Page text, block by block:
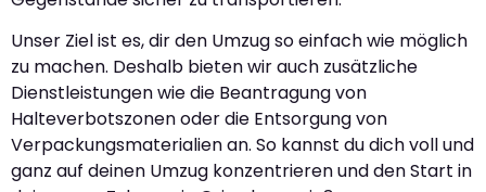
Unser Ziel ist es, dir den Umzug so einfach wie möglich
zu machen. Deshalb bieten wir auch zusätzliche
Dienstleistungen wie die Beantragung von
Halteverbotszonen oder die Entsorgung von
Verpackungsmaterialien an. So kannst du dich voll und
ganz auf deinen Umzug konzentrieren und den Start in